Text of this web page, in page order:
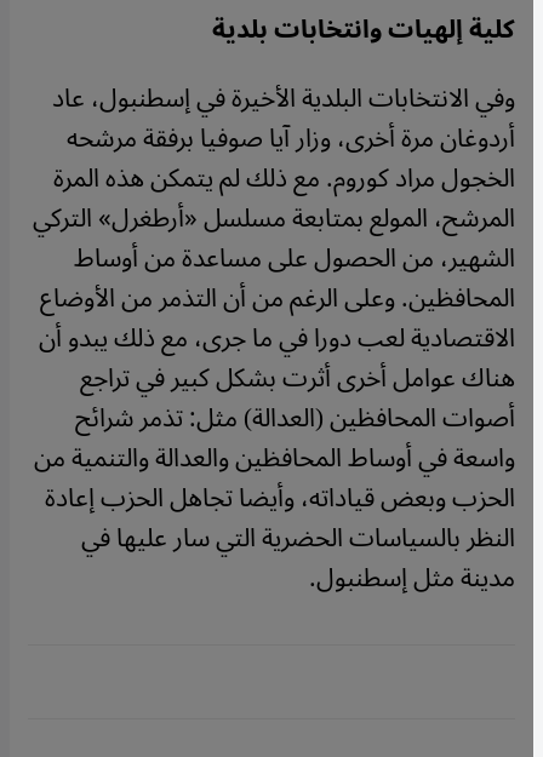
كلية إلهيات وانتخابات بلدية
وفي الانتخابات البلدية الأخيرة في إسطنبول، عاد
أردوغان مرة أخرى، وزار آيا صوفيا برفقة مرشحه
الخجول مراد كوروم. مع ذلك لم يتمكن هذه المرة
المرشح، المولع بمتابعة مسلسل «أرطغرل» التركي
الشهير، من الحصول على مساعدة من أوساط
المحافظين. وعلى الرغم من أن التذمر من الأوضاع
الاقتصادية لعب دورا في ما جرى، مع ذلك يبدو أن
هناك عوامل أخرى أثرت بشكل كبير في تراجع
أصوات المحافظين (العدالة) مثل: تذمر شرائح
واسعة في أوساط المحافظين والعدالة والتنمية من
الحزب وبعض قياداته، وأيضا تجاهل الحزب إعادة
النظر بالسياسات الحضرية التي سار عليها في
مدينة مثل إسطنبول.